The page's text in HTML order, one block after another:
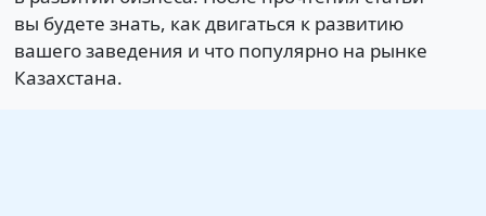
вы будете знать, как двигаться к развитию
вашего заведения и что популярно на рынке
Казахстана.